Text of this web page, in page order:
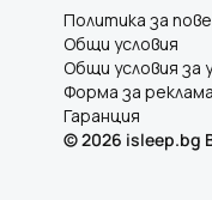
Политика за
Общи условия
Общи условия за
Форма за
Гаранция
©2026 isleep.bg